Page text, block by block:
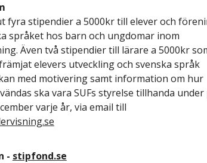
fyra stipendier a 5000kr till elever och
språket hos barn och ungdomar inom
Även två stipendier till lärare a 5000kr
elevers utveckling och svenska språk
med motivering samt information om hur
ska vara SUFs styrelse tillhanda
varje år, via email till
- stipfond.se